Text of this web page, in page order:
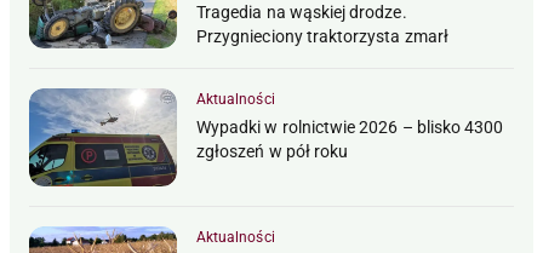
Tragedia na wąskiej drodze.
Przygnieciony traktorzysta zmarł
Aktualności
Wypadki w rolnictwie 2026 – blisko 4300
zgłoszeń w pół roku
Aktualności